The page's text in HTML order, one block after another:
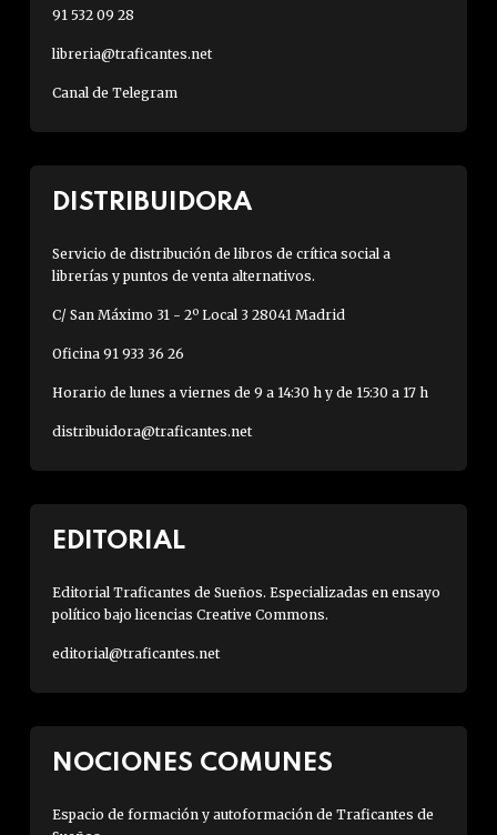
91 532 09 28
libreria@traficantes.net
Canal de Telegram
DISTRIBUIDORA
Servicio de distribución de libros de crítica social a
librerías y puntos de venta alternativos.
C/ San Máximo 31 - 2º Local 3 28041 Madrid
Oficina 91 933 36 26
Horario de lunes a viernes de 9 a 14:30 h y de 15:30 a 17 h
distribuidora@traficantes.net
EDITORIAL
Editorial Traficantes de Sueños. Especializadas en ensayo
político bajo licencias Creative Commons.
editorial@traficantes.net
NOCIONES COMUNES
Espacio de formación y autoformación de Traficantes de